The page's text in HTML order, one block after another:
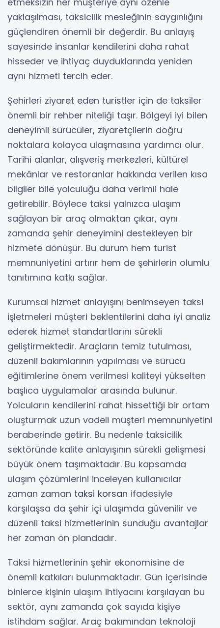
yaklaşılması, taksicilik mesleğinin saygınlığını
güçlendiren önemli bir değerdir. Bu anlayış
sayesinde insanlar kendilerini daha rahat
hisseder ve ihtiyaç duyduklarında yeniden
aynı hizmeti tercih eder.
Şehirleri ziyaret eden turistler için de taksiler
önemli bir rehber niteliği taşır. Bölgeyi iyi bilen
deneyimli sürücüler, ziyaretçilerin doğru
noktalara kolayca ulaşmasına yardımcı olur.
Tarihi alanlar, alışveriş merkezleri, kültürel
mekânlar ve restoranlar hakkında verilen kısa
bilgiler bile yolculuğu daha verimli hale
getirebilir. Böylece taksi yalnızca ulaşım
sağlayan bir araç olmaktan çıkar, aynı
zamanda şehir deneyimini destekleyen bir
hizmete dönüşür. Bu durum hem turist
memnuniyetini artırır hem de şehirlerin olumlu
tanıtımına katkı sağlar.
Kurumsal hizmet anlayışını benimseyen taksi
işletmeleri müşteri beklentilerini daha iyi analiz
ederek hizmet standartlarını sürekli
geliştirmektedir. Araçların temiz tutulması,
düzenli bakımlarının yapılması ve sürücü
eğitimlerine önem verilmesi kaliteyi yükselten
başlıca uygulamalar arasında bulunur.
Yolcuların kendilerini rahat hissettiği bir ortam
oluşturmak uzun vadeli müşteri memnuniyetini
beraberinde getirir. Bu nedenle taksicilik
sektöründe kalite anlayışının sürekli gelişmesi
büyük önem taşımaktadır. Bu kapsamda
ulaşım çözümlerini inceleyen kullanıcılar
zaman zaman taksi korsan ifadesiyle
karşılaşsa da şehir içi ulaşımda güvenilir ve
düzenli taksi hizmetlerinin sunduğu avantajlar
her zaman ön plandadır.
Taksi hizmetlerinin şehir ekonomisine de
önemli katkıları bulunmaktadır. Gün içerisinde
binlerce kişinin ulaşım ihtiyacını karşılayan bu
sektör, aynı zamanda çok sayıda kişiye
istihdam sağlar. Araç bakımından teknoloji